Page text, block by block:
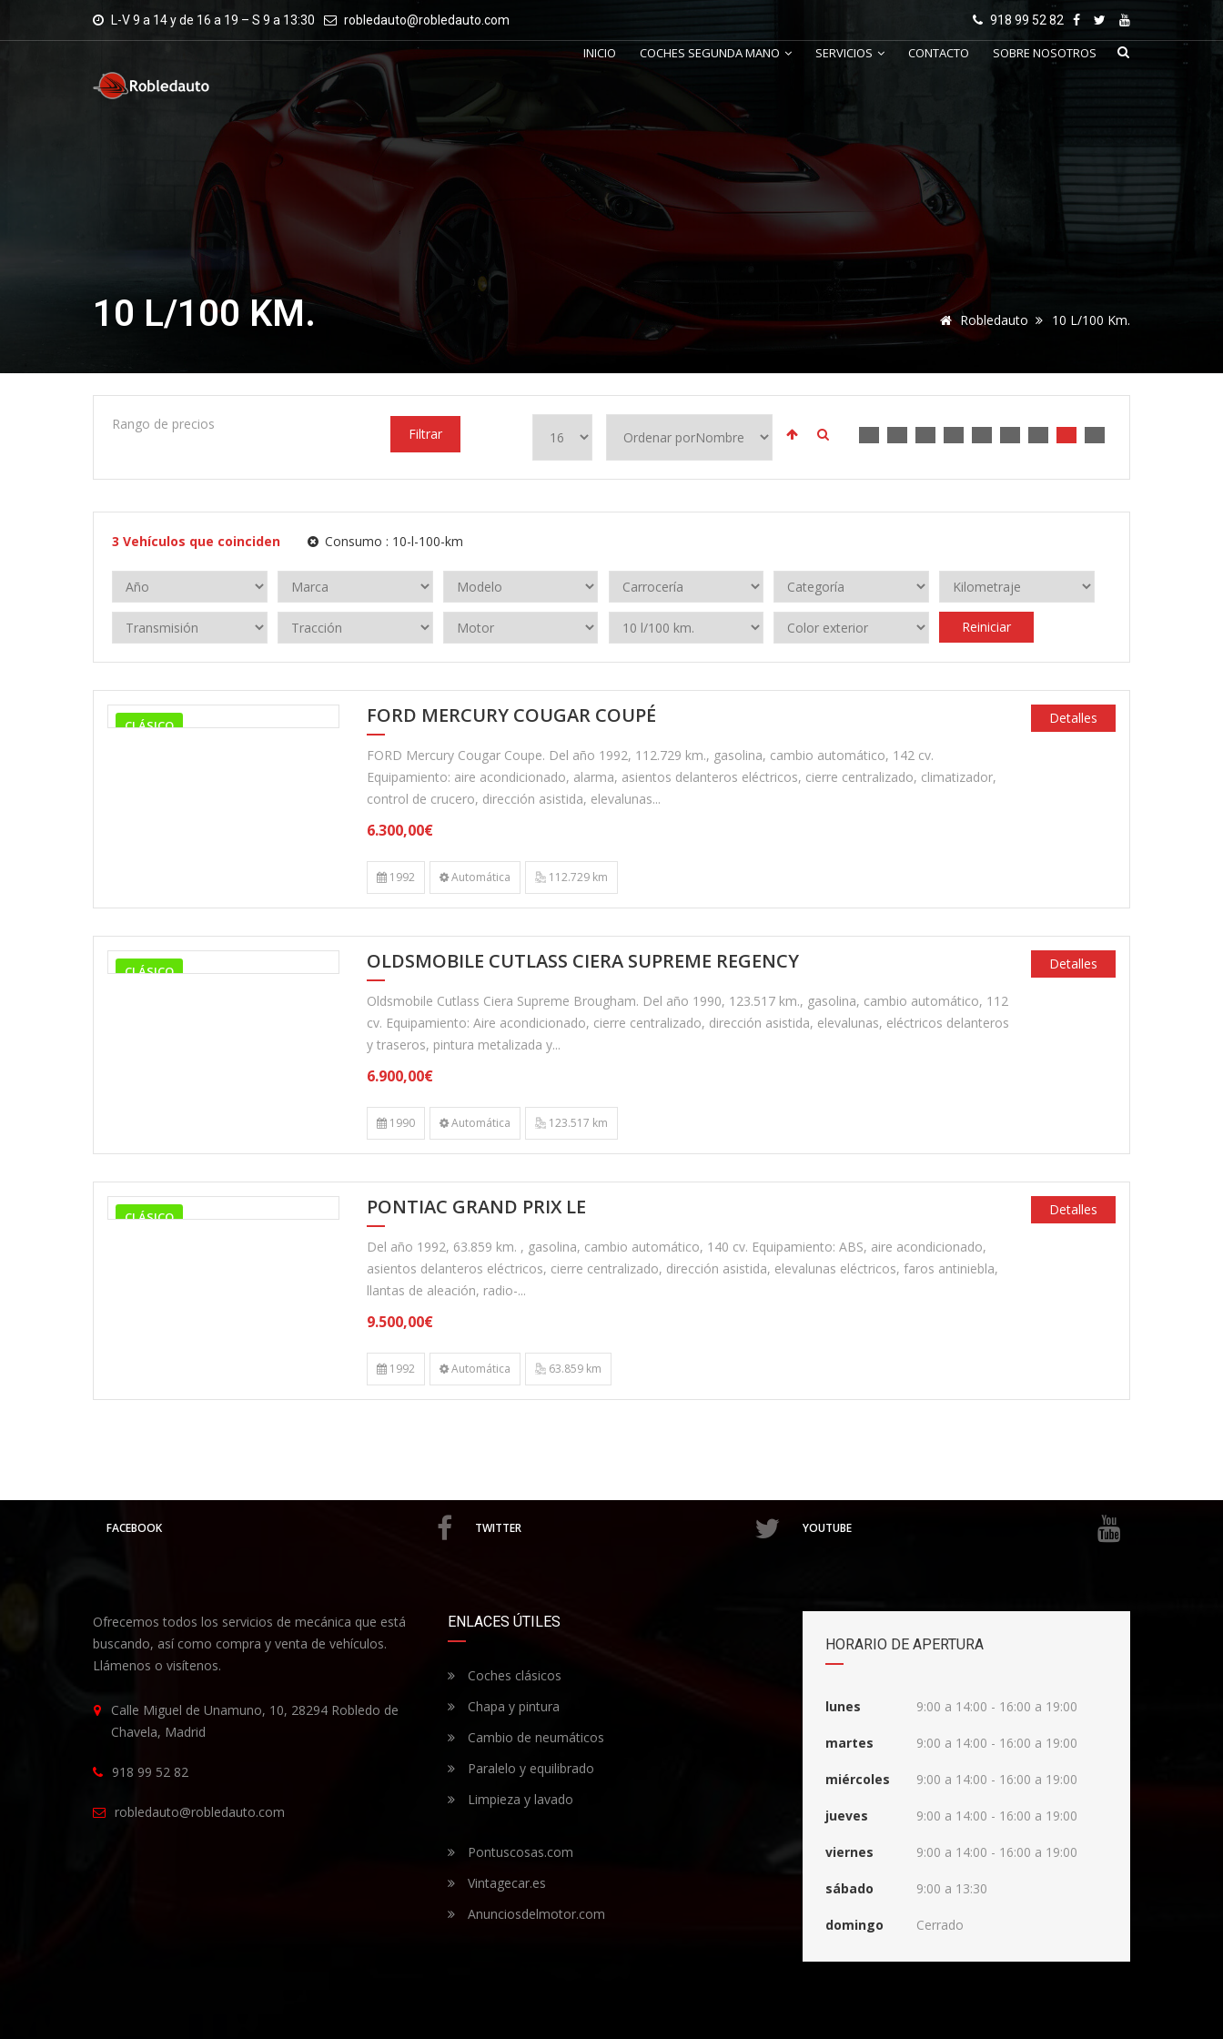
L-V 9 a 14 y de 16 a 19 – S 9 a 13:30 robledauto@robledauto.com 918 99 52 82
INICIO COCHES SEGUNDA MANO SERVICIOS CONTACTO SOBRE NOSOTROS
10 L/100 KM. Robledauto 10 L/100 Km.
Rango de precios
Filtrar
3 Vehículos que coinciden Consumo : 10-l-100-km
Reiniciar
CLÁSICO FORD MERCURY COUGAR COUPÉ
FORD Mercury Cougar Coupe. Del año 1992, 112.729 km., gasolina, cambio automático, 142 cv.
Equipamiento: aire acondicionado, alarma, asientos delanteros eléctricos, cierre centralizado, climatizador,
control de crucero, dirección asistida, elevalunas...
6.300,00€
Detalles
1992 Automática 112.729 km
CLÁSICO OLDSMOBILE CUTLASS CIERA SUPREME REGENCY
Oldsmobile Cutlass Ciera Supreme Brougham. Del año 1990, 123.517 km., gasolina, cambio automático, 112
cv. Equipamiento: Aire acondicionado, cierre centralizado, dirección asistida, elevalunas, eléctricos delanteros
y traseros, pintura metalizada y...
6.900,00€
Detalles
1990 Automática 123.517 km
CLÁSICO PONTIAC GRAND PRIX LE
Del año 1992, 63.859 km. , gasolina, cambio automático, 140 cv. Equipamiento: ABS, aire acondicionado,
asientos delanteros eléctricos, cierre centralizado, dirección asistida, elevalunas eléctricos, faros antiniebla,
llantas de aleación, radio-...
9.500,00€
Detalles
1992 Automática 63.859 km
FACEBOOK TWITTER YOUTUBE
Ofrecemos todos los servicios de mecánica que está
buscando, así como compra y venta de vehículos.
Llámenos o visítenos.
Calle Miguel de Unamuno, 10, 28294 Robledo de
Chavela, Madrid
918 99 52 82
robledauto@robledauto.com
ENLACES ÚTILES
Coches clásicos
Chapa y pintura
Cambio de neumáticos
Paralelo y equilibrado
Limpieza y lavado
Pontuscosas.com
Vintagecar.es
Anunciosdelmotor.com
HORARIO DE APERTURA
lunes 9:00 a 14:00 - 16:00 a 19:00
martes 9:00 a 14:00 - 16:00 a 19:00
miércoles 9:00 a 14:00 - 16:00 a 19:00
jueves 9:00 a 14:00 - 16:00 a 19:00
viernes 9:00 a 14:00 - 16:00 a 19:00
sábado 9:00 a 13:30
domingo Cerrado